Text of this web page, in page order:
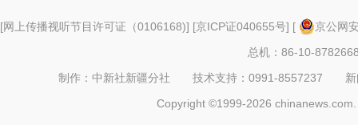
[网上传播视听节目许可证（0106168)] [京ICP证040655号] [
京公网
总机：86-10-
制作：中新社新疆分社 技术支持：0991-8557237
Copyright ©1999-2026